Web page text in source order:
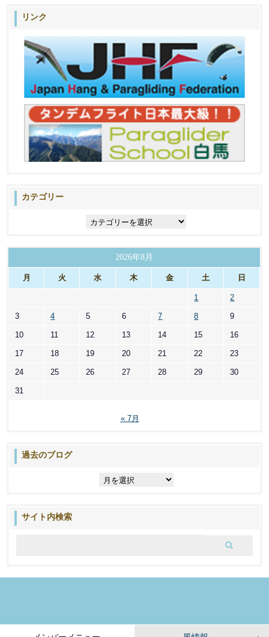
リンク
カテゴリー
ー
2026年8月
月 火 水 木 金 土 日
1 2
3 4 5 6 7 8 9
10 11 12 13 14 15 16
17 18 19 20 21 22 23
24 25 26 27 28 29 30
31
« 7月
過去のブログ
サイト内検索